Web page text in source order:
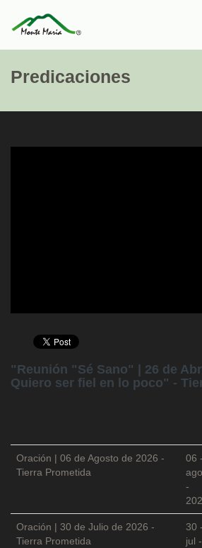
Predicaciones
"Reunión "Sé Sano" | 26 de
Quiero ser fiel en lo poco" -
Oración | 06 de Agosto de 2026 -
Tierra Prometida
06 -
ago
-
Oración | 30 de Julio de 2026 -
Tierra Prometida
30 -
jul -